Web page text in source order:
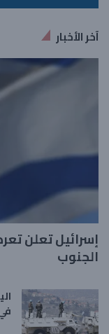
آخر الأخبار
إسرائيل تعلن
الجنوب